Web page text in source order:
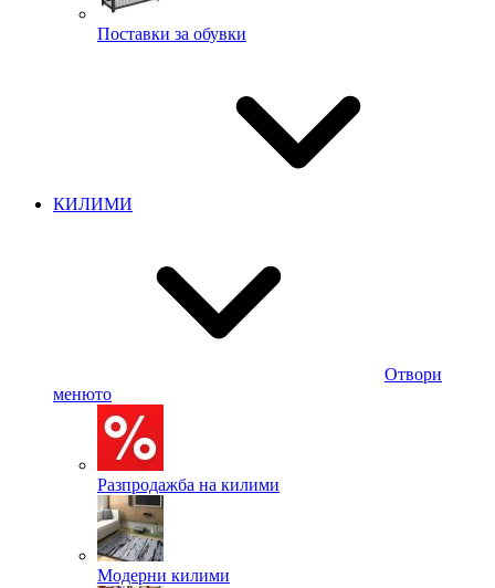
Поставки за обувки
КИЛИМИ
Отвори
менюто
Разпродажба на килими
Модерни килими